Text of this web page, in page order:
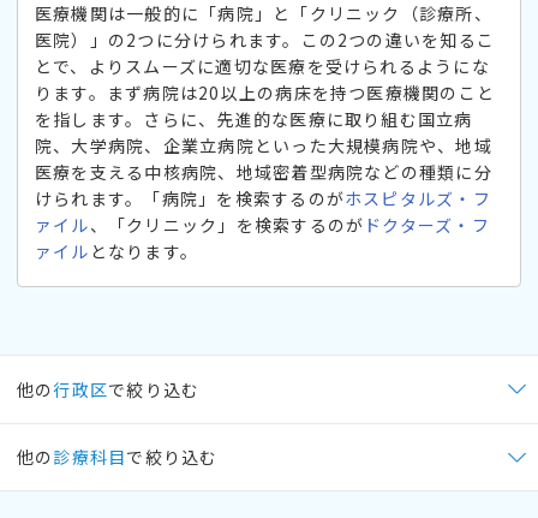
医療機関は一般的に「病院」と「クリニック（診療所、
医院）」の2つに分けられます。この2つの違いを知るこ
とで、よりスムーズに適切な医療を受けられるようにな
ります。まず病院は20以上の病床を持つ医療機関のこと
を指します。さらに、先進的な医療に取り組む国立病
院、大学病院、企業立病院といった大規模病院や、地域
医療を支える中核病院、地域密着型病院などの種類に分
けられます。「病院」を検索するのがホスピタルズ・フ
ァイル、「クリニック」を検索するのが ドクターズ・フ
ァイル となります。
他の行政区で絞り込む
他の 診療科目で絞り込む